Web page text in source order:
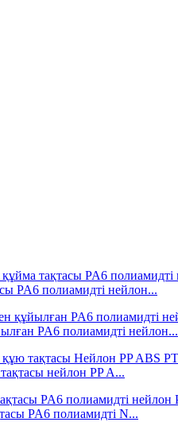
PA6 полиамидті нейлон...
PA6 полиамидті нейлон...
нейлон PP A...
PA6 полиамидті N...